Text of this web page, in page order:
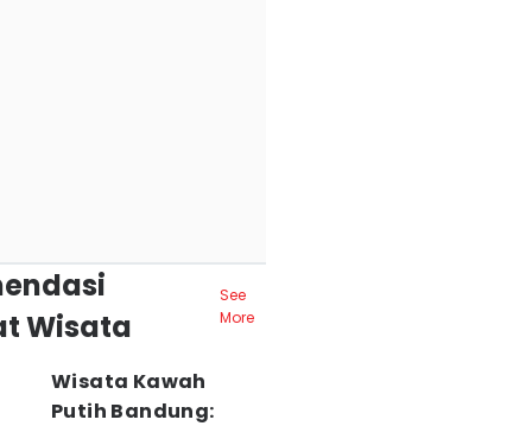
Wisata
See
More
Wisata Kawah
Putih Bandung: